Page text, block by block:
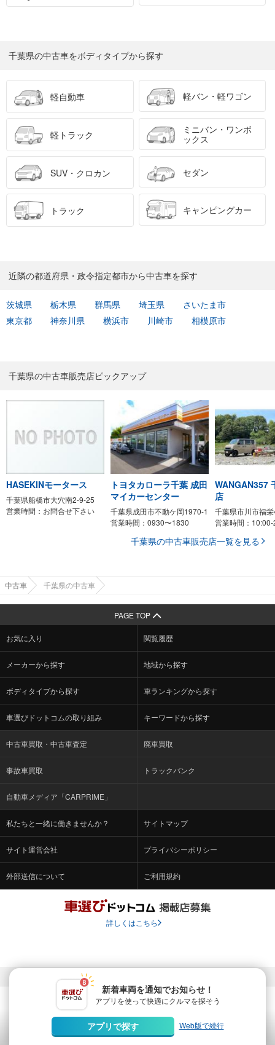
新着車両を通知でお知らせ！
アプリを使って快適にクルマを探そう
アプリで探す Web版で続行
千葉県の中古車をボディタイプから探す
軽自動車 軽バン・軽ワゴン
軽トラック
ミニバン・ワンボ
ックス
SUV・クロカン セダン
トラック キャンピングカー
近隣の都道府県・政令指定都市から中古車を探す
茨城県 栃木県 群馬県 埼玉県
さいたま市
東京都
神奈川県 横浜市 川崎市 相模原市
千葉県の中古車販売店ピックアップ
HASEKINモータース
千葉県船橋市大穴南2-9-25
営業時間：お問合せ下さい
トヨタカローラ千葉 成田
マイカーセンター
千葉県成田市不動ケ岡1970-1
営業時間：0930〜1830
WANGAN357
店
千葉県市川市福
営業時間：
千葉県の中古車販売店一覧を見る
中古車 千葉県の中古車
PAGE TOP
お気に入り 閲覧履歴
メーカーから探す 地域から探す
ボディタイプから探す 車ランキングから探す
車選びドットコムの取り組み キーワードから探す
中古車買取・中古車査定 廃車買取
事故車買取 トラックバンク
自動車メディア「CARPRIME」
私たちと一緒に働きませんか？ サイトマップ
サイト運営会社 プライバシーポリシー
外部送信について ご利用規約
詳しくはこちら
© Fabrica Communications Co., LTD.
当サイトを運営する株式会社ファブリカコミュニケーションズ
は、株式会社ファブリカホールディングス（東証スタンダード上
場 証券コード：4193）のグループ会社です。